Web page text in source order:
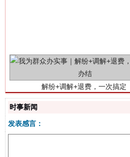
时事新闻
发表感言：